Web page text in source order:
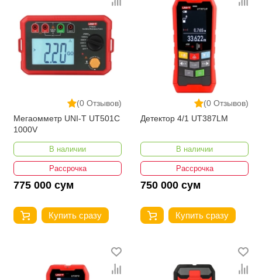
(0 Отзывов)
Мегаомметр UNI-T UT501C
1000V
В наличии
Рассрочка
775 000 сум
Купить сразу
(0 Отзывов)
Детектор 4/1 UT387LM
В наличии
Рассрочка
750 000 сум
Купить сразу